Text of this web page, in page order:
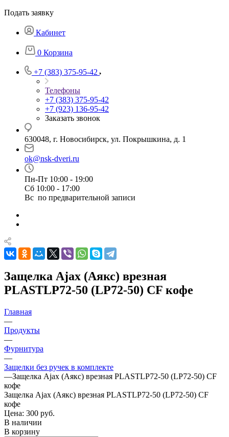
Подать заявку
Кабинет
0 Корзина
+7 (383) 375-95-42
Телефоны
+7 (383) 375-95-42
+7 (923) 136-95-42
Заказать звонок
630048, г. Новосибирск, ул. Покрышкина, д. 1
ok@nsk-dveri.ru
Пн-Пт 10:00 - 19:00
Сб 10:00 - 17:00
Вс по предварительной записи
Защелка Ajax (Аякс) врезная
PLASTLP72-50 (LP72-50) CF кофе
Главная
—
Продукты
—
Фурнитура
—
Защелки без ручек в комплекте
—Защелка Ajax (Аякс) врезная PLASTLP72-50 (LP72-50) CF
кофе
Защелка Ajax (Аякс) врезная PLASTLP72-50 (LP72-50) CF
кофе
Цена: 300 руб.
В наличии
В корзину